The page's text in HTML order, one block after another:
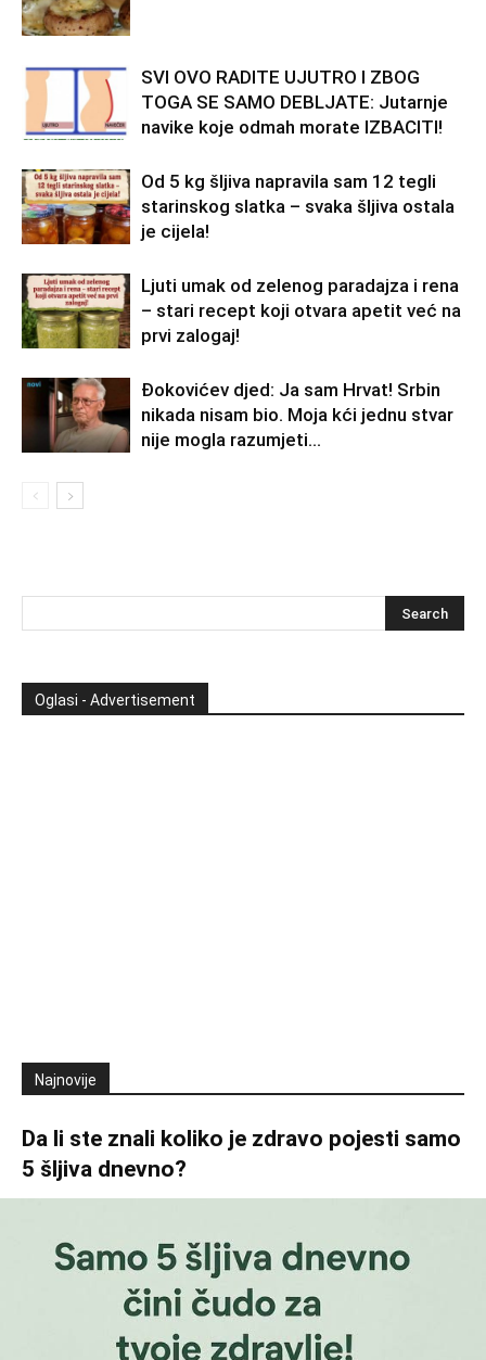
SVI OVO RADITE UJUTRO I ZBOG
TOGA SE SAMO DEBLJATE: Jutarnje
navike koje odmah morate IZBACITI!
Od 5 kg šljiva napravila sam 12 tegli
starinskog slatka – svaka šljiva ostala
je cijela!
Ljuti umak od zelenog paradajza i rena
– stari recept koji otvara apetit već na
prvi zalogaj!
Đokovićev djed: Ja sam Hrvat! Srbin
nikada nisam bio. Moja kći jednu stvar
nije mogla razumjeti…
Oglasi - Advertisement
Najnovije
Da li ste znali koliko je zdravo pojesti samo
5 šljiva dnevno?